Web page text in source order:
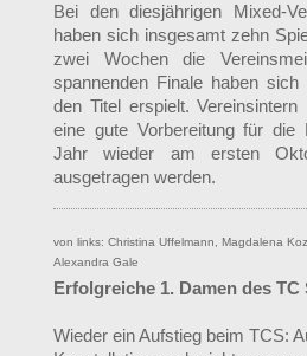
Bei den diesjährigen Mixed-
haben sich insgesamt zehn
zwei Wochen die
spannenden Finale haben
den Titel erspielt.
eine gute Vorbereitung für die
Jahr wieder am ersten
ausgetragen werden.
von links: Christina Uffelmann, Magdalena
Alexandra Gale
Erfolgreiche 1. Damen des
Wieder ein Aufstieg beim TCS: